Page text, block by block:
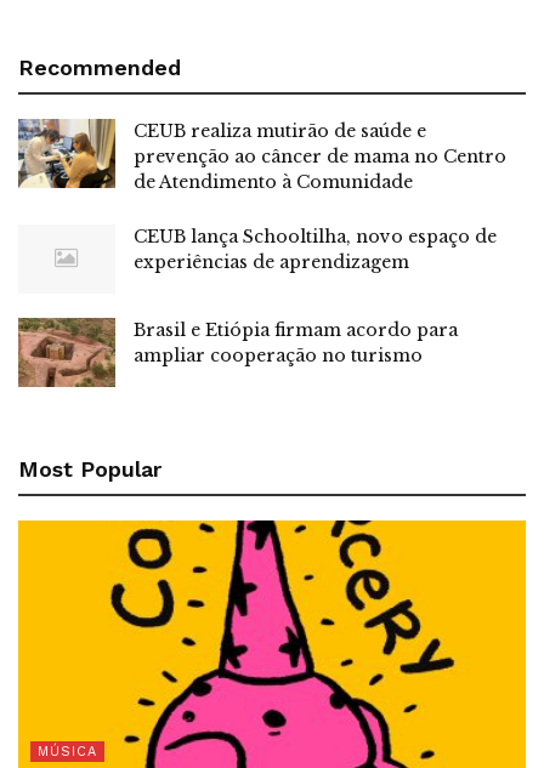
Recommended
CEUB realiza mutirão de saúde e
prevenção ao câncer de mama no Centro
de Atendimento à Comunidade
CEUB lança Schooltilha, novo espaço de
experiências de aprendizagem
Brasil e Etiópia firmam acordo para
ampliar cooperação no turismo
Most Popular
MÚSICA